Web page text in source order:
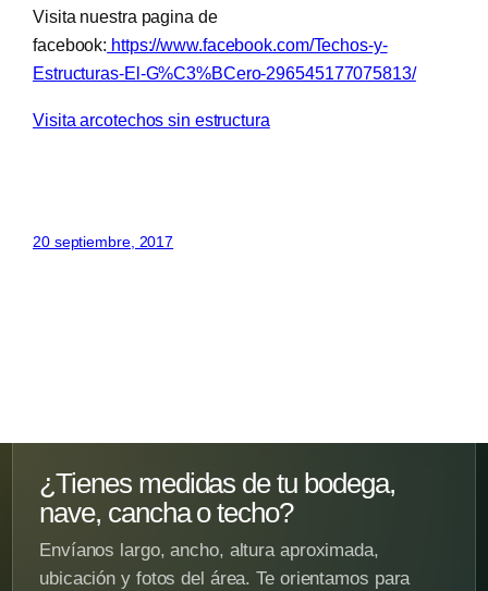
Visita nuestra pagina de
facebook: https://www.facebook.com/Techos-y-
Estructuras-El-G%C3%BCero-296545177075813/
Visita arcotechos sin estructura
20 septiembre, 2017
¿Tienes medidas de tu bodega,
nave, cancha o techo?
Envíanos largo, ancho, altura aproximada,
ubicación y fotos del área. Te orientamos para